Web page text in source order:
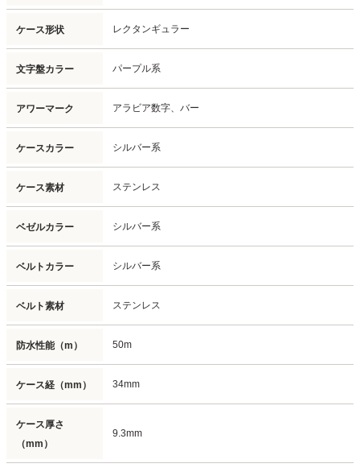
ケース形状 レクタンギュラー
文字盤カラー パープル系
アワーマーク アラビア数字、 バー
ケースカラー シルバー系
ケース素材 ステンレス
ベゼルカラー シルバー系
ベルトカラー シルバー系
ベルト素材 ステンレス
防水性能（m） 50m
ケース経（mm） 34mm
ケース厚さ
（mm）
9.3mm